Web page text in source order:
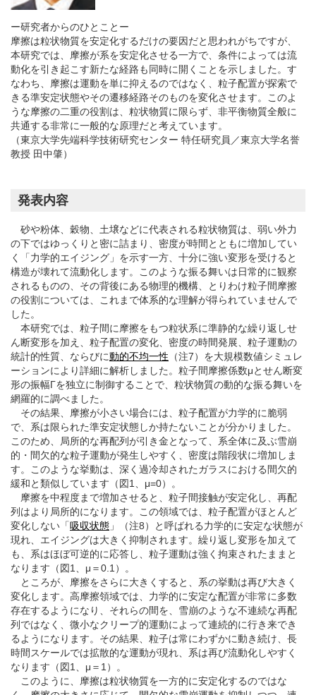
ー研究者からのひとことー
摩擦は粒状物質を安定化するだけの要因だと思われがちですが、
本研究では、摩擦が系を安定化させる一方で、条件によっては流
動化を引き起こす新たな経路も同時に開くことを示しました。す
なわち、摩擦は運動を単に抑えるのではなく、粒子配置が探索で
きる準安定状態やその遷移経路そのものを変化させます。このよ
うな摩擦の二重の役割は、粒状物質に限らず、非平衡物質全般に
共通する非常に一般的な原理だと考えています。
（東京大学先端科学技術研究センター 特任研究員／東京大学名誉
教授 田中肇）
発表内容
砂や粉体、穀物、土壌などに代表される粒状物質は、弱い外力
の下ではゆっくりと密に詰まり、密度が時間とともに増加してい
く「力学的エイジング」を示す一方、十分に強い変形を受けると
構造が壊れて流動化します。このような振る舞いは日常的に観察
されるものの、その背後にある物理的機構、とりわけ粒子間摩擦
の役割については、これまで体系的な理解が得られていませんで
した。
本研究では、粒子間に摩擦をもつ粒状系に準静的な繰り返しせ
ん断変形を加え、粒子配置の変化、密度の時間発展、粒子運動の
統計的性質、ならびに動的不均一性 （注7）を大規模数値シミュレ
ーションにより詳細に解析しました。粒子間摩擦係数μとせん断変
形の振幅Γを独立に制御することで、粒状物質の動的な振る舞いを
網羅的に調べました。
その結果、摩擦が小さい場合には、粒子配置が力学的に脆弱
で、系は限られた準安定状態しか持たないことが分かりました。
このため、局所的な再配列が引き金となって、系全体に及ぶ雪崩
的・間欠的な粒子運動が発生しやすく、密度は階段状に増加しま
す。このような挙動は、深く過冷却されたガラスにおける間欠的
緩和と類似しています（図1、μ=0）。
摩擦を中程度まで増加させると、粒子間接触が安定化し、再配
列はより局所的になります。この領域では、粒子配置がほとんど
変化しない「吸収状態 」（注8）と呼ばれる力学的に安定な状態が
現れ、エイジングは大きく抑制されます。繰り返し変形を加えて
も、系はほぼ可逆的に応答し、粒子運動は強く拘束されたままと
なります（図1、μ＝0.1）。
ところが、摩擦をさらに大きくすると、系の挙動は再び大きく
変化します。高摩擦領域では、力学的に安定な配置が非常に多数
存在するようになり、それらの間を、雪崩のような不連続な再配
列ではなく、微小なクリープ的運動によって連続的に行き来でき
るようになります。その結果、粒子は常にわずかに動き続け、長
時間スケールでは拡散的な運動が現れ、系は再び流動化しやすく
なります（図1、μ＝1）。
このように、摩擦は粒状物質を一方的に安定化するのではな